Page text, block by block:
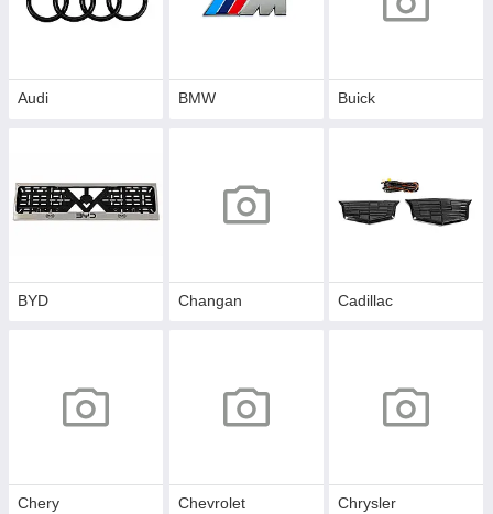
Audi BMW Buick
BYD Changan Cadillac
Chery Chevrolet Chrysler